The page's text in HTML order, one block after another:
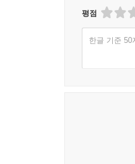
평점
한글 기준 50